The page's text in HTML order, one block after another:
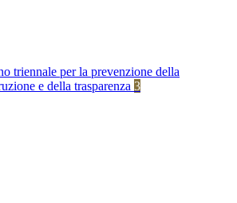
triennale per la prevenzione della
e della trasparenza 3